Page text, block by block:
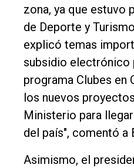
zona, ya que estuvo
de Deporte y
explicó temas
subsidio electrónico
programa Clubes en
los nuevos
Ministerio para
del país", comentó a
Asimismo, el